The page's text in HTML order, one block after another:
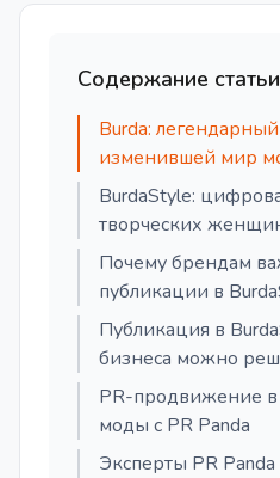
Содержание статьи
Burda:
изменившей мир
BurdaStyle:
творческих
Почему брендам
публикации в
Публикация в
бизнеса можно
PR-продвижение в
моды с PR Panda
Эксперты PR Panda